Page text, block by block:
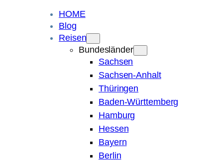
HOME
Blog
Reisen
Bundesländer
Sachsen
Sachsen-Anhalt
Thüringen
Baden-Württemberg
Hamburg
Hessen
Bayern
Berlin